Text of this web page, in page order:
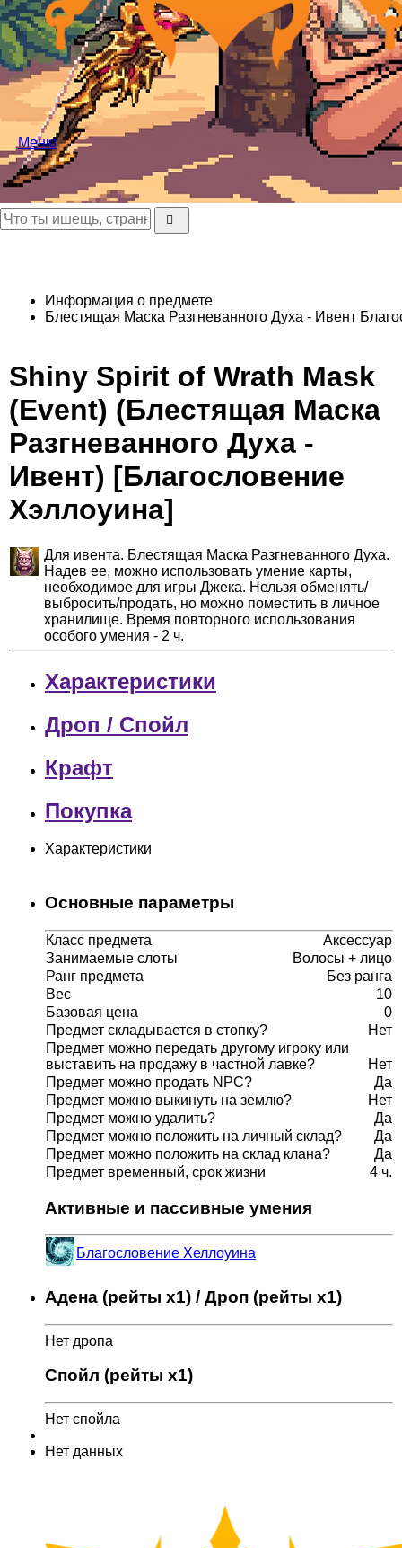
Меню
Информация о предмете
Блестящая Маска Разгневанного Духа - Ивент
Shiny Spirit of Wrath Mask
(Event) (Блестящая Маска
Разгневанного Духа -
Ивент) [Благословение
Хэллоуина]
Для ивента. Блестящая Маска Разгневанного Духа.
Надев ее, можно использовать умение карты,
необходимое для игры Джека. Нельзя обменять/
выбросить/продать, но можно поместить в личное
хранилище. Время повторного использования
особого умения - 2 ч.
Характеристики
Дроп / Спойл
Крафт
Покупка
Характеристики
Основные параметры
Класс предмета
Аксессуар
Занимаемые слоты
Волосы + лицо
Ранг предмета
Без ранга
Вес
10
Базовая цена
0
Предмет складывается в стопку?
Нет
Предмет можно передать другому игроку или
выставить на продажу в частной лавке?
Нет
Предмет можно продать NPC?
Да
Предмет можно выкинуть на землю?
Нет
Предмет можно удалить?
Да
Предмет можно положить на личный склад?
Да
Предмет можно положить на склад клана?
Да
Предмет временный, срок жизни
4 ч.
Активные и пассивные умения
Благословение Хеллоуина
Адена (рейты x1) / Дроп (рейты x1)
Нет дропа
Спойл (рейты x1)
Нет спойла
Нет данных